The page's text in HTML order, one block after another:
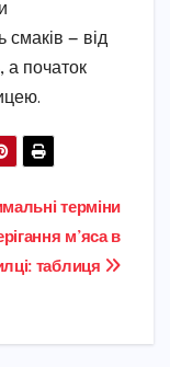
— від
а початок
терміни
м’яса в
таблиця